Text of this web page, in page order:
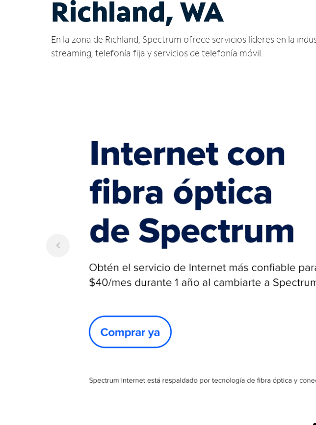
Richland, WA
En la zona de Richland, Spectrum ofrece servicios líderes en la
streaming, telefonía fija y servicios de telefonía móvil.